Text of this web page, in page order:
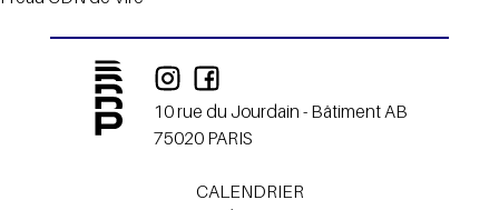
l’article
10 rue du Jourdain - Bâtiment AB
75020 PARIS
CALENDRIER